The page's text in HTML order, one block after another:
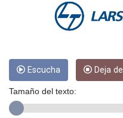
Escucha Deja
Tamaño del texto: